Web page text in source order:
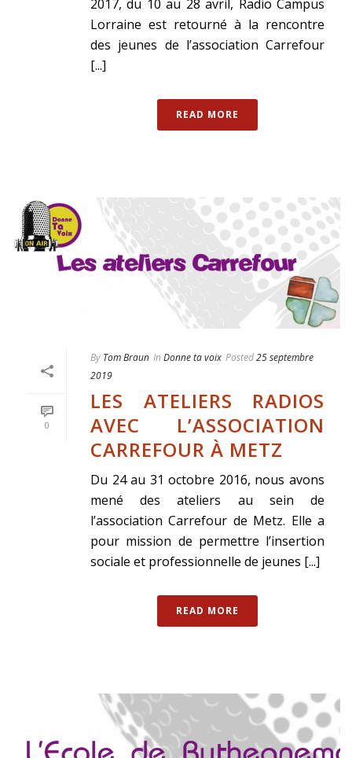
2017, du 10 au 28 avril, Radio Campus
Lorraine est retourné à la rencontre
des jeunes de l’association Carrefour
[...]
READ MORE
0
By Tom Braun In Donne ta voix Posted25 septembre
2019
LES ATELIERS RADIOS
AVEC L’ASSOCIATION
CARREFOUR À METZ
Du 24 au 31 octobre 2016, nous avons
mené des ateliers au sein de
l’association Carrefour de Metz. Elle a
pour mission de permettre l’insertion
sociale et professionnelle de jeunes [...]
READ MORE